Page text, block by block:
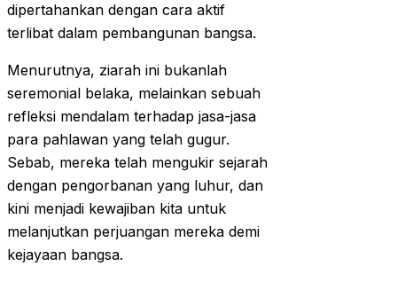
dipertahankan dengan cara aktif
terlibat dalam pembangunan bangsa.
Menurutnya, ziarah ini bukanlah
seremonial belaka, melainkan sebuah
refleksi mendalam terhadap jasa-jasa
para pahlawan yang telah gugur.
Sebab, mereka telah mengukir sejarah
dengan pengorbanan yang luhur, dan
kini menjadi kewajiban kita untuk
melanjutkan perjuangan mereka demi
kejayaan bangsa.